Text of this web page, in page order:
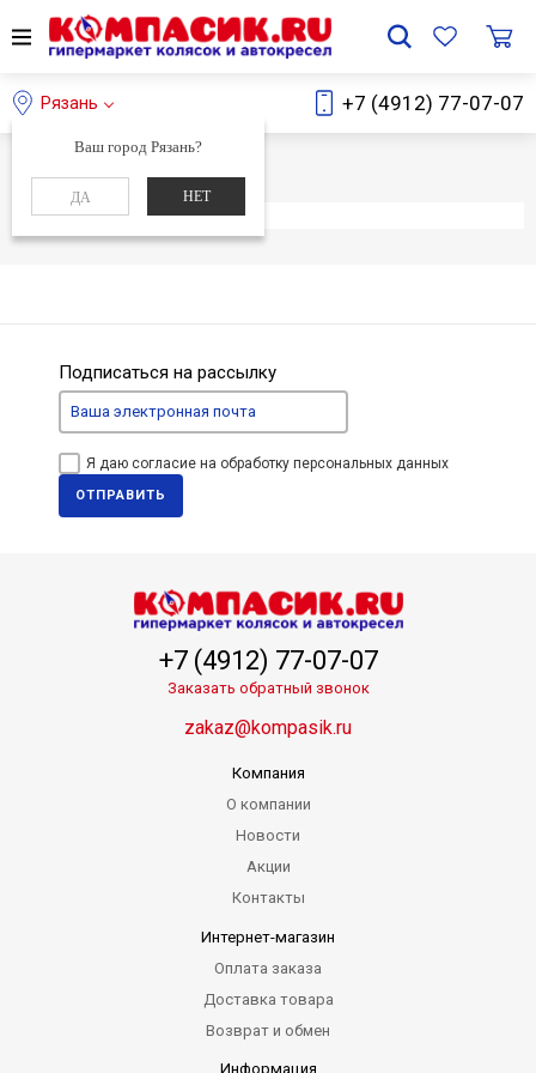
Рязань
Ваш город Рязань?
ДА НЕТ
+7 (4912) 77-07-07
Главная Каталог
Элемент не найден
Подписаться на рассылку
Я даю согласие на обработку персональных данных
ОТПРАВИТЬ
+7 (4912) 77-07-07
Заказать обратный звонок
zakaz@kompasik.ru
Компания
О компании
Новости
Акции
Контакты
Интернет-магазин
Оплата заказа
Доставка товара
Возврат и обмен
Информация